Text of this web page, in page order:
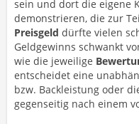
sein und dort die eigene
demonstrieren, die zur
Preisgeld dürfte vielen
Geldgewinns schwankt
wie die jeweilige
entscheidet eine
bzw. Backleistung oder
gegenseitig nach einem